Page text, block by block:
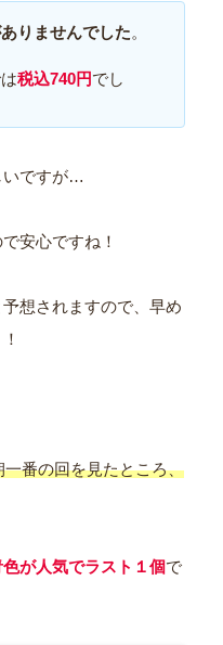
りませんでした。
税込740円でし
いですが…
安心ですね！
想されますので、早め
番の回を見たところ、
色が人気でラスト１個で